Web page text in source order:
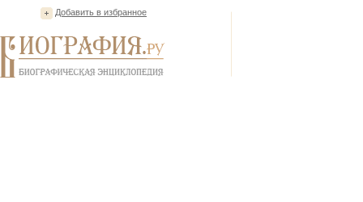
Добавить в избранное